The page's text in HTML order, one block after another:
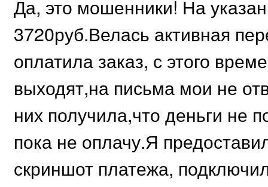
Да, это мошенники! На
3720руб.Велась активная
оплатила заказ, с этого
выходят,на письма мои не
них получила,что деньги не
пока не оплачу.Я
скриншот платежа,